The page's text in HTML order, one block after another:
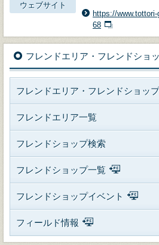
ウェブサイト
https://
68
フレンドエリア・フレンドショ
フレンドエリア・フレンドショッ
フレンドエリア一覧
フレンドショップ検索
フレンドショップ一覧
フレンドショップイベント
フィールド情報